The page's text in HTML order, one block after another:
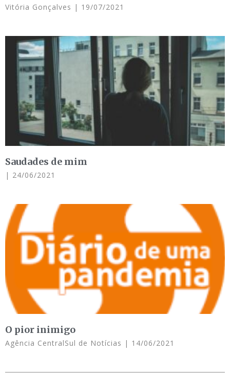
Vitória Gonçalves 19/07/2021
Saudades de mim
24/06/2021
O pior inimigo
Agência CentralSul de Notícias 14/06/2021